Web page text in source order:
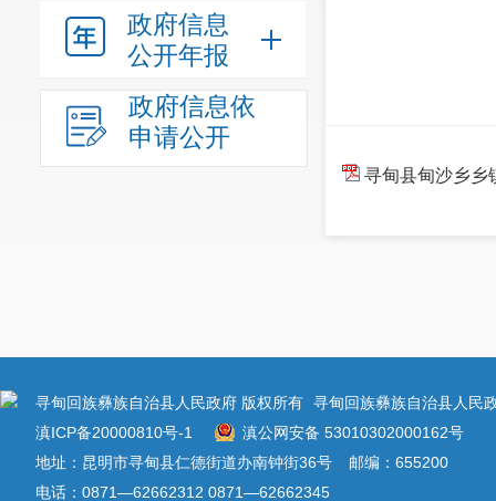
政府信息
公开年报
政府信息依
申请公开
寻甸县甸沙乡乡
寻甸回族彝族自治县人民政府 版权所有 寻甸回族彝族自治县人民
滇ICP备20000810号-1
滇公网安备 53010302000162号
地址：昆明市寻甸县仁德街道办南钟街36号
邮编：655200
电话：0871—62662312 0871—62662345